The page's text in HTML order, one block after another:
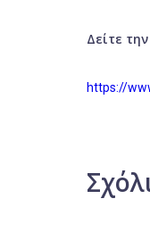
Δείτε
https://